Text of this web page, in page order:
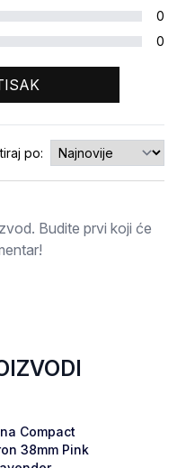
0
0
po:
Budite prvi koji će
Favorite
Compact
38mm Pink